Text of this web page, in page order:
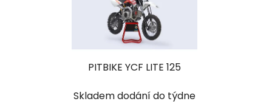
PITBIKE YCF LITE 125
Skladem dodání do týdne